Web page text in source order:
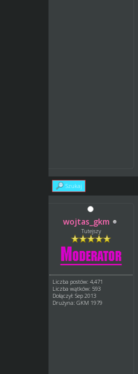
Szukaj
wojtas_gkm
Tutejszy
Liczba postów: 4,471
Liczba wątków: 593
Dołączył: Sep 2013
Drużyna: GKM 1979